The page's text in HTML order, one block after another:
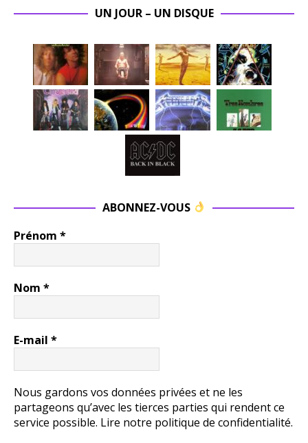
UN JOUR – UN DISQUE
ABONNEZ-VOUS
Prénom *
Nom *
E-mail *
Nous gardons vos données privées et ne les
partageons qu’avec les tierces parties qui rendent ce
service possible. Lire notre politique de confidentialité.